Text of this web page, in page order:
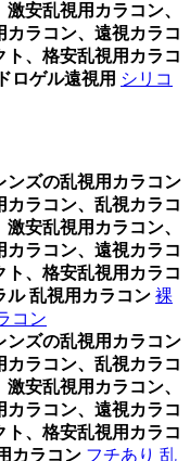
安乱視用カラコン、
ラコン、遠視カラコ
ト、格安乱視用カラコ
ロゲル遠視用 シリコ
ンズの乱視用カラコン
ラコン、乱視カラコ
安乱視用カラコン、
ラコン、遠視カラコ
ト、格安乱視用カラコ
ル 乱視用カラコン 裸
コン
ンズの乱視用カラコン
ラコン、乱視カラコ
安乱視用カラコン、
ラコン、遠視カラコ
ト、格安乱視用カラコ
カラコン フチあり 乱